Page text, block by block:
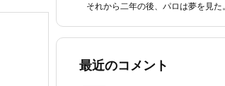
それから二年の後、パロは夢を見
最近のコメント